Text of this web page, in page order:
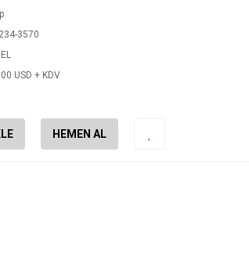
3570
USD + KDV
HEMEN AL